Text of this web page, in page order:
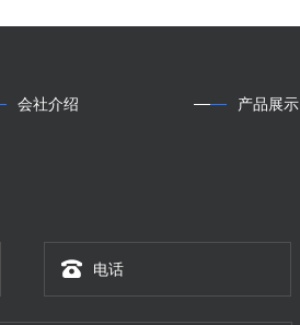
会社介绍 产品展示